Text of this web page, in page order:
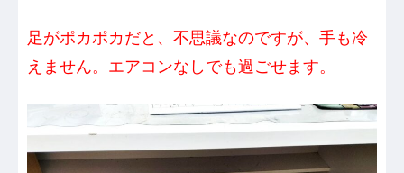
足がポカポカだと、不思議なのですが、手も冷
えません。エアコンなしでも過ごせます。